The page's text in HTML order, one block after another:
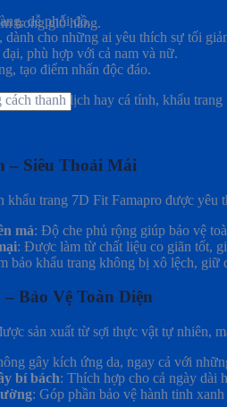
trong giỏ hàng.
dễ phối đồ.
dành cho những ai yêu thích sự tối
phù hợp với cả nam và nữ.
tạo điểm nhấn độc đáo.
thanh lịch hay cá tính, khẩu
– Siêu Thoải Mái
trang 7D Fit Famapro được yêu
má: Độ che phủ rộng giúp bảo vệ
: Được làm từ chất liệu co giãn tốt,
bảo khẩu trang không bị xô lệch, giữ
Bảo Vệ Toàn Diện
sản xuất từ sợi thực vật tự nhiên,
gây kích ứng da, ngay cả với
bí bách: Thích hợp cho cả ngày dài
: Góp phần bảo vệ hành tinh